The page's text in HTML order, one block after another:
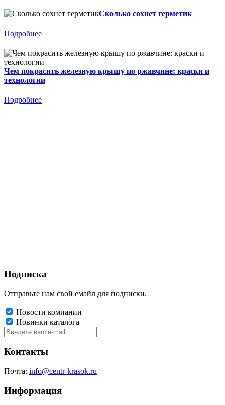
Сколько сохнет герметик
Подробнее
Чем покрасить железную крышу по ржавчине: краски и
технологии
Подробнее
Подписка
Отправьте нам свой емайл для подписки.
Новости компании
Новинки каталога
Контакты
Почта: info@centr-krasok.ru
Информация